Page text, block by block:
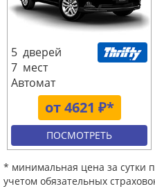
от 4621 ₽*
5 дверей
7 мест
Автомат
ПОСМОТРЕТЬ
* минимальная цена за сутки
учетом обязательных